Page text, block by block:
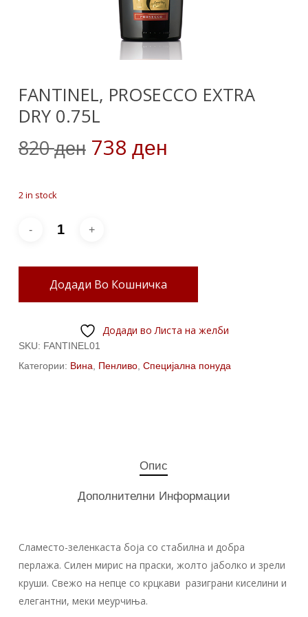
FANTINEL, PROSECCO EXTRA
DRY 0.75L
820ден Original
price
738 ден
2 in stock
Додади Во Кошничка
Додади во Листа на желби
SKU: FANTINEL01
Категории: Вина Пенливо, Специјална понуда
Опис
Дополнителни Информации
Сламесто-зеленкаста боја со стабилна и добра
перлажа. Силен мирис на праски, жолто јаболко и зрели
круши. Свежо на непце со крцкави разиграни киселини и
елегантни, меки меурчиња.